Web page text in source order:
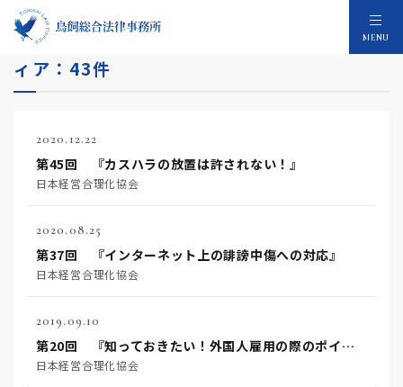
MENU
内部統制システム・コンプライアンスのメデ
ィア：43件
2020.12.22
第45回 『カスハラの放置は許されない！』
日本経営合理化協会
2020.08.25
第37回 『インターネット上の誹謗中傷への対応』
日本経営合理化協会
2019.09.10
第20回 『知っておきたい！外国人雇用の際のポイント』
日本経営合理化協会